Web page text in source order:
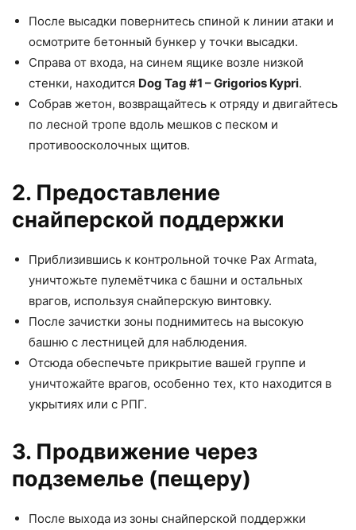
После высадки повернитесь спиной к линии атаки и
осмотрите бетонный бункер у точки высадки.
Справа от входа, на синем ящике возле низкой
стенки, находится Dog Tag #1 – Grigorios Kypri.
Собрав жетон, возвращайтесь к отряду и двигайтесь
по лесной тропе вдоль мешков с песком и
противоосколочных щитов.
2. Предоставление
снайперской поддержки
Приблизившись к контрольной точке Pax Armata,
уничтожьте пулемётчика с башни и остальных
врагов, используя снайперскую винтовку.
После зачистки зоны поднимитесь на высокую
башню с лестницей для наблюдения.
Отсюда обеспечьте прикрытие вашей группе и
уничтожайте врагов, особенно тех, кто находится в
укрытиях или с РПГ.
3. Продвижение через
подземелье (пещеру)
После выхода из зоны снайперской поддержки